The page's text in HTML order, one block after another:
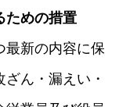
ための措置
最新の内容に保
ん・漏えい・